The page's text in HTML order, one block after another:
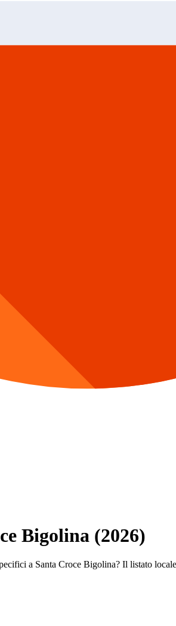
Bigolina (2026)
a Santa Croce Bigolina? Il listato